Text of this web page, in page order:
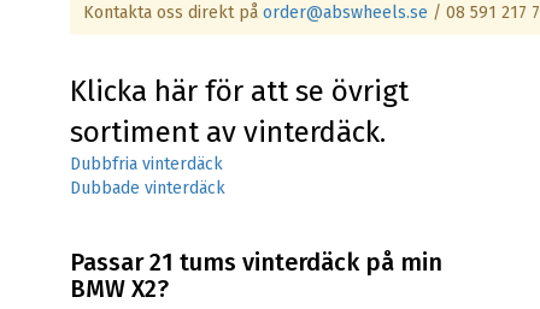
Kontakta oss direkt på order@abswheels.se / 08 591 217
Klicka här för att se övrigt
sortiment av vinterdäck.
Dubbfria vinterdäck
Dubbade vinterdäck
Passar 21 tums vinterdäck på min
BMW X2?